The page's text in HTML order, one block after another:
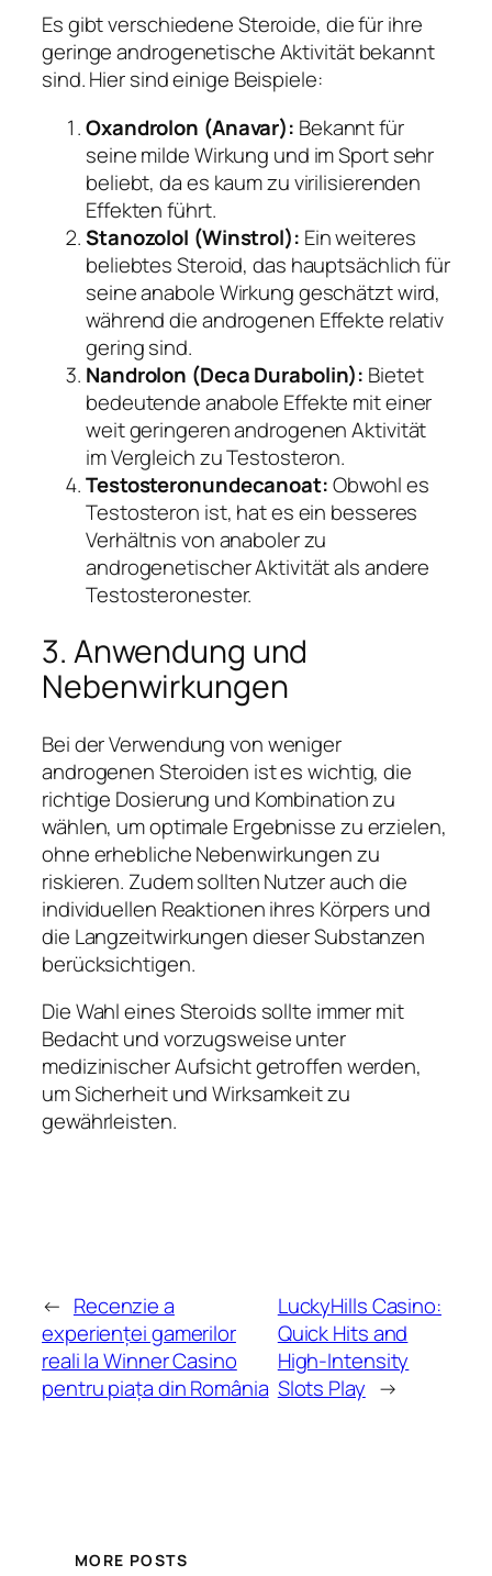
Es gibt verschiedene Steroide, die für ihre
geringe androgenetische Aktivität bekannt
sind. Hier sind einige Beispiele:
Oxandrolon (Anavar): Bekannt für
seine milde Wirkung und im Sport sehr
beliebt, da es kaum zu virilisierenden
Effekten führt.
Stanozolol (Winstrol): Ein weiteres
beliebtes Steroid, das hauptsächlich für
seine anabole Wirkung geschätzt wird,
während die androgenen Effekte relativ
gering sind.
Nandrolon (Deca Durabolin): Bietet
bedeutende anabole Effekte mit einer
weit geringeren androgenen Aktivität
im Vergleich zu Testosteron.
Testosteronundecanoat:Obwohl es
Testosteron ist, hat es ein besseres
Verhältnis von anaboler zu
androgenetischer Aktivität als andere
Testosteronester.
3. Anwendung und
Nebenwirkungen
Bei der Verwendung von weniger
androgenen Steroiden ist es wichtig, die
richtige Dosierung und Kombination zu
wählen, um optimale Ergebnisse zu erzielen,
ohne erhebliche Nebenwirkungen zu
riskieren. Zudem sollten Nutzer auch die
individuellen Reaktionen ihres Körpers und
die Langzeitwirkungen dieser Substanzen
berücksichtigen.
Die Wahl eines Steroids sollte immer mit
Bedacht und vorzugsweise unter
medizinischer Aufsicht getroffen werden,
um Sicherheit und Wirksamkeit zu
gewährleisten.
← Recenzie a
experienței gamerilor
reali la Winner Casino
pentru piața din România
LuckyHills Casino:
Quick Hits and
High‑Intensity
Slots Play →
MORE POSTS